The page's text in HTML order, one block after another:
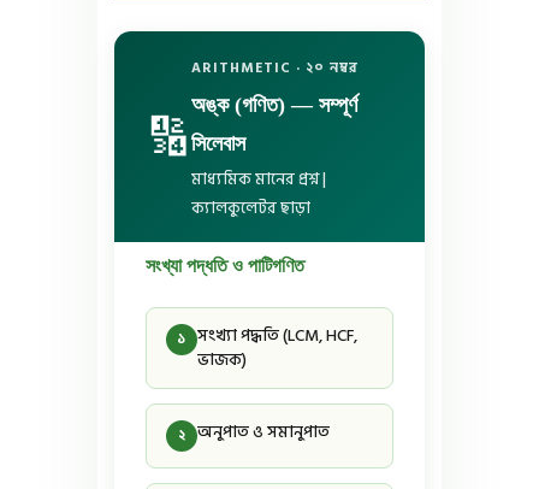
🔢
ARITHMETIC · ২০ নম্বর
অঙ্ক (গণিত) — সম্পূর্ণ
সিলেবাস
মাধ্যমিক মানের প্রশ্ন |
ক্যালকুলেটর ছাড়া
সংখ্যা পদ্ধতি ও পাটিগণিত
১ সংখ্যা পদ্ধতি (LCM, HCF,
ভাজক)
২ অনুপাত ও সমানুপাত